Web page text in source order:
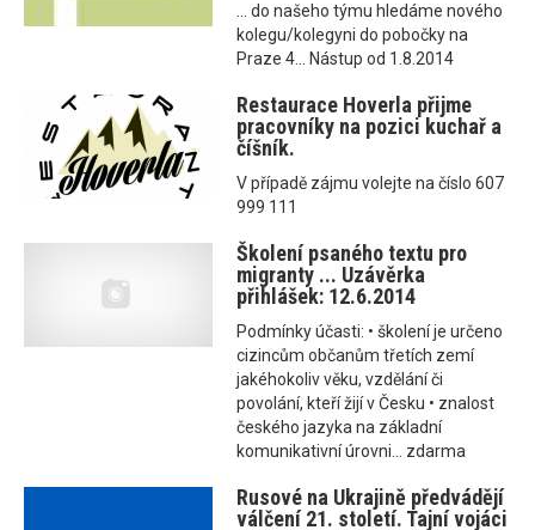
... do našeho týmu hledáme nového
kolegu/kolegyni do pobočky na
Praze 4... Nástup od 1.8.2014
Restaurace Hoverla přijme
pracovníky na pozici kuchař a
číšník.
V případě zájmu volejte na číslo 607
999 111
Školení psaného textu pro
migranty ... Uzávěrka
přihlášek: 12.6.2014
Podmínky účasti: • školení je určeno
cizincům občanům třetích zemí
jakéhokoliv věku, vzdělání či
povolání, kteří žijí v Česku • znalost
českého jazyka na základní
komunikativní úrovni... zdarma
Rusové na Ukrajině předvádějí
válčení 21. století. Tajní vojáci